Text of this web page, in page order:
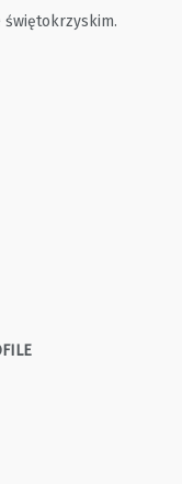
świętokrzyskim.